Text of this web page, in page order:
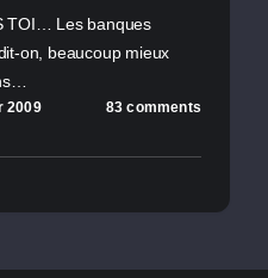
TOI… Les banques
on, beaucoup mieux
2009 83 comments